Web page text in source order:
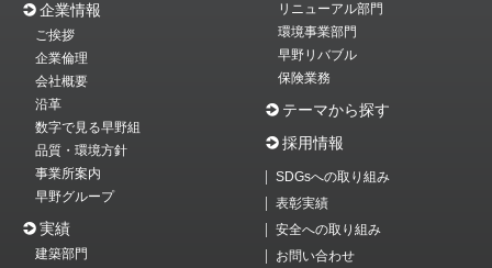
企業情報
ご挨拶
企業倫理
会社概要
沿革
数字で見る早野組
品質・環境方針
事業所案内
早野グループ
実績
建築部門
リニューアル部門
環境事業部門
早野リバブル
保険業務
テーマから探す
採用情報
SDGsへの取り組み
表彰実績
安全への取り組み
お問い合わせ